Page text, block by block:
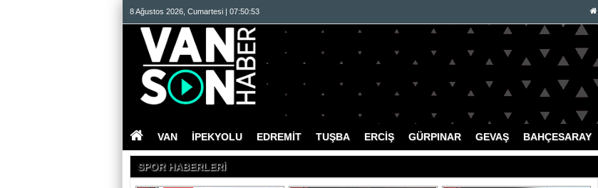
8 Ağustos 2026, Cumartesi | 07:50:53
VAN İPEKYOLU EDREMİT TUŞBA ERCİŞ GÜRPINAR GEVAŞ BAHÇESARAY
SPOR HABERLERİ